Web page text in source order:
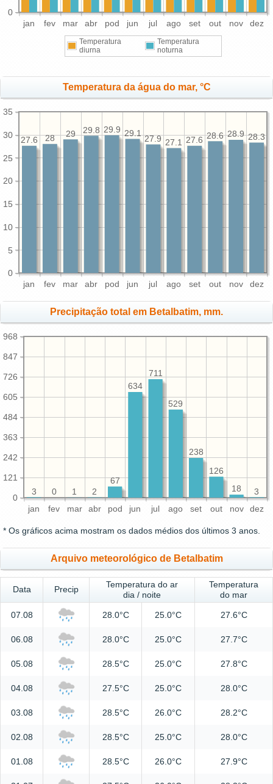
jan fev mar abr pod jun jul ago set out nov dez
0
Temperatura
diurna
Temperatura
noturna
Temperatura da água do mar, °C
jan fev mar abr pod jun jul ago set out nov dez
0
5
10
15
20
25
30
35
28.3
28.9
28.6
27.6
27.1
27.9
29.1
29.9
29.8
29
28
27.6
Precipitação total em Betalbatim, mm.
jan fev mar abr pod jun jul ago set out nov dez
0
121
242
363
484
605
726
847
968
3
18
126
238
529
711
634
67
2
1
0
3
* Os gráficos acima mostram os dados médios dos últimos 3 anos.
Arquivo meteorológico de Betalbatim
Data Precip
Temperatura do ar
dia / noite
Temperatura
do mar
07.08 28.0°C 25.0°C 27.6°C
06.08 28.0°C 25.0°C 27.7°C
05.08 28.5°C 25.0°C 27.8°C
04.08 27.5°C 25.0°C 28.0°C
03.08 28.5°C 26.0°C 28.2°C
02.08 28.5°C 25.0°C 28.0°C
01.08 28.5°C 26.0°C 27.9°C